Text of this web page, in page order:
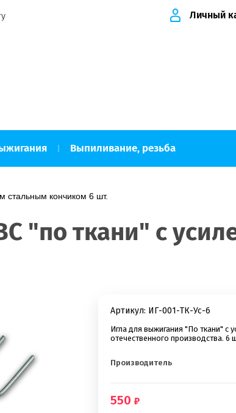
Личный
Выпиливание, резьба
стальным кончиком 6 шт.
"по ткани" с
Артикул: ИГ-001-ТК-Ус-6
Игла для выжигания "По ткани" с
отечественного производства. 6
Производитель
550